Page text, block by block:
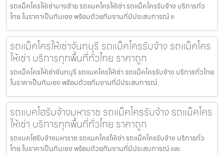
รถแม็คโครให้เช่าบางซ้าย รถแมคโครให้เช่า รถแม็คโครรับจ้าง บริการทั่ว
ไทย ในราคาเป็นกันเอง พร้อมด้วยทีมงานที่มีประสบการณ์ แ
รถแม็คโครให้เช่าจันทบุรี รถแม็คโครรับจ้าง รถแม็คโคร
ให้เช่า บริการทุกพื้นที่ทั่วไทย ราคาถูก
รถแม็คโครให้เช่าจันทบุรี รถแมคโครให้เช่า รถแม็คโครรับจ้าง บริการทั่วไทย
ในราคาเป็นกันเอง พร้อมด้วยทีมงานที่มีประสบการณ์
รถแบคโฮรับจ้างมหาราช รถแม็คโครรับจ้าง รถแม็คโคร
ให้เช่า บริการทุกพื้นที่ทั่วไทย ราคาถูก
รถแบคโฮรับจ้างมหาราช รถแมคโครให้เช่า รถแม็คโครรับจ้าง บริการทั่ว
ไทย ในราคาเป็นกันเอง พร้อมด้วยทีมงานที่มีประสบการณ์ และ